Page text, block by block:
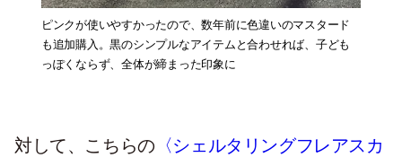
ピンクが使いやすかったので、数年前に色違いのマスタード
も追加購入。黒のシンプルなアイテムと合わせれば、子ども
っぽくならず、全体が締まった印象に
対して、こちらの 〈シェルタリングフレアスカ